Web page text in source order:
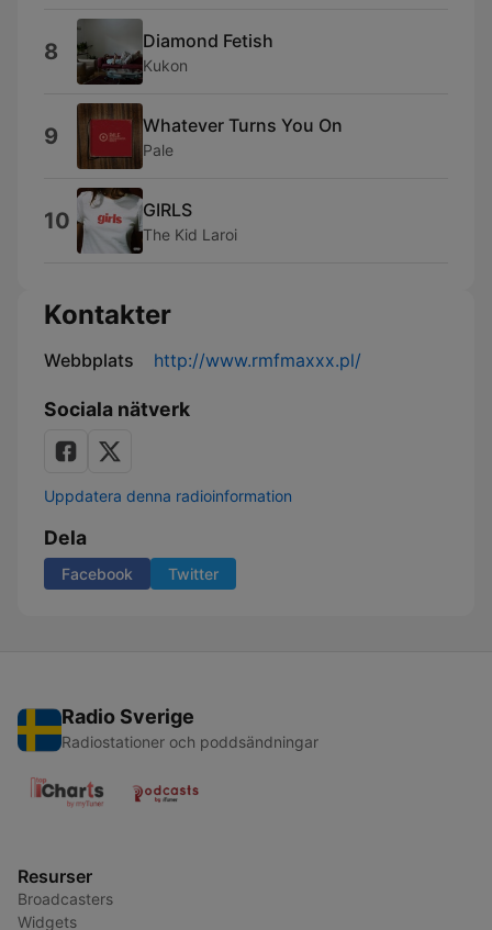
8 Diamond Fetish
Kukon
9 Whatever Turns You On
Pale
10 GIRLS
The Kid Laroi
Kontakter
Webbplats http://www.rmfmaxxx.pl/
Sociala nätverk
Uppdatera denna radioinformation
Dela
Facebook Twitter
Radio Sverige
Radiostationer och poddsändningar
Resurser
Broadcasters
Widgets